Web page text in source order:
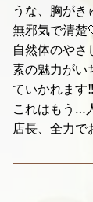
うな、胸がき
無邪気で清楚
自然体のやさ
素の魅力がい
ていかれます‼️
これはもう…
店長、全力で